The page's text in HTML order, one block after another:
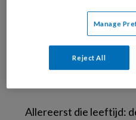
zitten zodat ze niet weg
een zeer slecht
Op zoek
vertrouwds
Allereerst die leeftijd:
Manage
Reject All